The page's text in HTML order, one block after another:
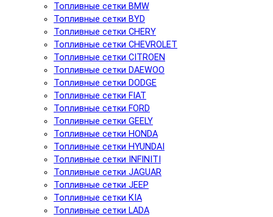
Топливные сетки BMW
Топливные сетки BYD
Топливные сетки CHERY
Топливные сетки CHEVROLET
Топливные сетки CITROEN
Топливные сетки DAEWOO
Топливные сетки DODGE
Топливные сетки FIAT
Топливные сетки FORD
Топливные сетки GEELY
Топливные сетки HONDA
Топливные сетки HYUNDAI
Топливные сетки INFINITI
Топливные сетки JAGUAR
Топливные сетки JEEP
Топливные сетки KIA
Топливные сетки LADA